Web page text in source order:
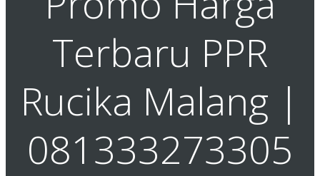
Terbaru PPR
Rucika Malang |
081333273305